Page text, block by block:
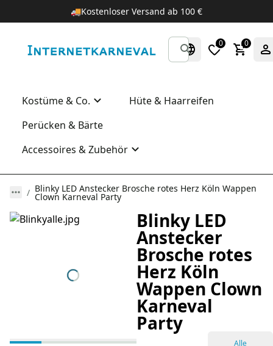
🚚Kostenloser Versand ab 100 €
0 0
Kostüme & Co.
Hüte & Haarreifen
Perücken & Bärte
Accessoires & Zubehör
Blinky LED Anstecker Brosche rotes Herz Köln Wappen
Clown Karneval Party
Blinky LED
Anstecker
Brosche rotes
Herz Köln
Wappen Clown
Karneval
Party
Alle